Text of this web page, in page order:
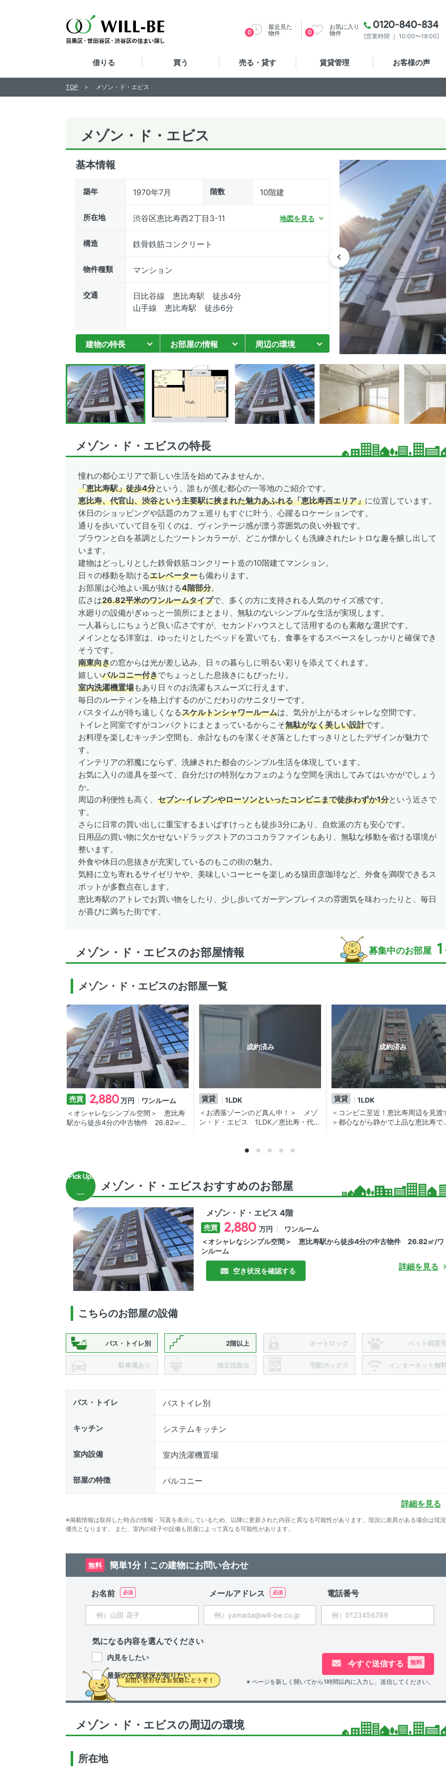
0120-840-834
[営業時間 ｜ 10:00〜18:00]
最近見た
物件
0
お気に入り
物件
0
借りる 買う 売る・貸す 賃貸管理 お客様の声
メゾン・ド・エビス
基本情報
築年 1970年7月 階数 10階建
所在地 渋谷区恵比寿西2丁目3-11 地図を見る
構造 鉄骨鉄筋コンクリート
物件種類 マンション
交通
日比谷線 恵比寿駅 徒歩4分
山手線 恵比寿駅 徒歩6分
建物の特長 お部屋の情報 周辺の環境
メゾン・ド・エビスの特長
憧れの都心エリアで新しい生活を始めてみませんか。
「恵比寿駅」徒歩4分という、誰もが羨む都心の一等地のご紹介です。
恵比寿、代官山、渋谷という主要駅に挟まれた魅力あふれる「恵比寿西エリア」に位置しています。
休日のショッピングや話題のカフェ巡りもすぐに叶う、心躍るロケーションです。
通りを歩いていて目を引くのは、ヴィンテージ感が漂う雰囲気の良い外観です。
ブラウンと白を基調としたツートンカラーが、どこか懐かしくも洗練されたレトロな趣を醸し出して
います。
建物はどっしりとした鉄骨鉄筋コンクリート造の10階建てマンション。
日々の移動を助けるエレベーターも備わります。
お部屋は心地よい風が抜ける4階部分。
広さは26.82平米のワンルームタイプで、多くの方に支持される人気のサイズ感です。
水廻りの設備がぎゅっと一箇所にまとまり、無駄のないシンプルな生活が実現します。
一人暮らしにちょうど良い広さですが、セカンドハウスとして活用するのも素敵な選択です。
メインとなる洋室は、ゆったりとしたベッドを置いても、食事をするスペースをしっかりと確保でき
そうです。
南東向きの窓からは光が差し込み、日々の暮らしに明るい彩りを添えてくれます。
嬉しいバルコニー付きでちょっとした息抜きにもぴったり。
室内洗濯機置場もあり日々のお洗濯もスムーズに行えます。
毎日のルーティンを格上げするのがこだわりのサニタリーです。
バスタイムが待ち遠しくなるスケルトンシャワールームは、気分が上がるオシャレな空間です。
トイレと同室ですがコンパクトにまとまっているからこそ無駄がなく美しい設計です。
お料理を楽しむキッチン空間も、余計なものを潔くそぎ落としたすっきりとしたデザインが魅力で
す。
インテリアの邪魔にならず、洗練された都会のシンプル生活を体現しています。
お気に入りの道具を並べて、自分だけの特別なカフェのような空間を演出してみてはいかがでしょう
か。
周辺の利便性も高く、 セブン-イレブンやローソンといったコンビニまで徒歩わずか1分という近さで
す。
さらに日常の買い出しに重宝するまいばすけっとも徒歩3分にあり、自炊派の方も安心です。
日用品の買い物に欠かせないドラッグストアのココカラファインもあり、無駄な移動を省ける環境が
整います。
外食や休日の息抜きが充実しているのもこの街の魅力。
気軽に立ち寄れるサイゼリヤや、美味しいコーヒーを楽しめる猿田彦珈琲など、外食を満喫できるス
ポットが多数点在します。
恵比寿駅のアトレでお買い物をしたり、少し歩いてガーデンプレイスの雰囲気を味わったりと、毎日
が喜びに満ちた街です。
メゾン・ド・エビスのお部屋情報 募集中のお部屋 1
メゾン・ド・エビスのお部屋一覧
売買 2,880万円
ワンルーム
＜オシャレなシンプル空間＞ 恵比寿
駅から徒歩4分の中古物件 26.82㎡/
成約済み
賃貸
1LDK
＜お洒落ゾーンのど真ん中！＞ メゾ
ン・ド・エビス 1LDK／恵比寿・代官
成約済み
賃貸
1LDK
＜コンビニ至近！恵比寿周辺を見渡
＞都心ながら静かで上品な恵比寿で
メゾン・ド・エビスおすすめのお部屋
メゾン・ド・エビス 4階
売買 2,880 万円
ワンルーム
＜オシャレなシンプル空間＞ 恵比寿駅から徒歩4分の中古物件 26.82㎡/ワ
ンルーム
空き状況を確認する 詳細を見る
こちらのお部屋の設備
バス・トイレ別 2階以上 オートロック ペット飼育
駐車場あり 独立洗面台 宅配ボックス インターネット無
バス・トイレ バストイレ別
キッチン システムキッチン
室内設備 室内洗濯機置場
部屋の特徴 バルコニー
詳細を見る
※掲載情報は取得した時点の情報・写真を表示しているため、以降に更新された内容と異なる可能性があります。現況に差異がある場合は現
優先となります。 また、室内の様子や設備も部屋によって異なる可能性があります。
無料 簡単1分！この建物にお問い合わせ
お名前 メールアドレス 電話番号
気になる内容を選んでください
内見をしたい
最新の空室状況が知りたい
今すぐ送信する 無料
※ ページを新しく開いてから1時間以内に入力し、送信してください。
メゾン・ド・エビスの周辺の環境
所在地
TOP メゾン・ド・エビス